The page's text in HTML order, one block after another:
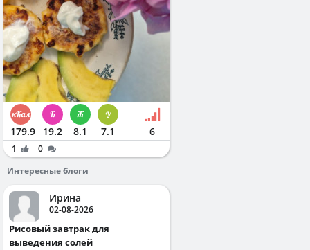
179.9 19.2 8.1 7.1 6
1
0
Интересные блоги
Ирина
02-08-2026
Рисовый завтрак для
выведения солей